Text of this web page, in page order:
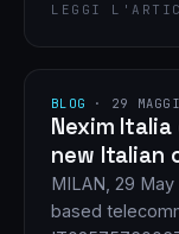
LEGGI
BLOG · 29
Nexim
new Italian
MILAN, 29
based